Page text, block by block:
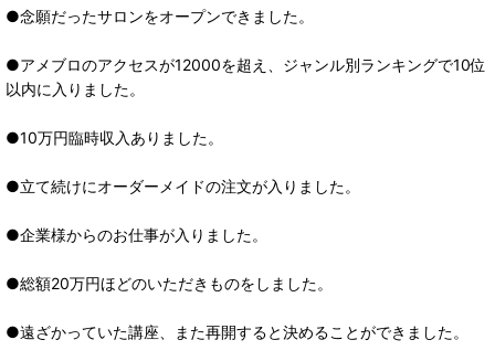
●念願だったサロンをオープンできました。
●アメブロのアクセスが12000を超え、ジャンル別ランキングで10位
以内に入りました。
●10万円臨時収入ありました。
●立て続けにオーダーメイドの注文が入りました。
●企業様からのお仕事が入りました。
●総額20万円ほどのいただきものをしました。
●遠ざかっていた講座、また再開すると決めることができました。